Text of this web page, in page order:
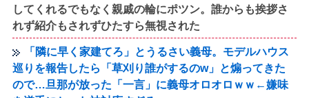
してくれるでもなく親戚の輪にポツン。誰からも挨拶さ
れず紹介もされずひたすら無視された
「隣に早く家建てろ」とうるさい義母。モデルハウス
巡りを報告したら「草刈り誰がするのw」と煽ってきた
ので…旦那が放った「一言」に義母オロオロｗｗ←嫌味